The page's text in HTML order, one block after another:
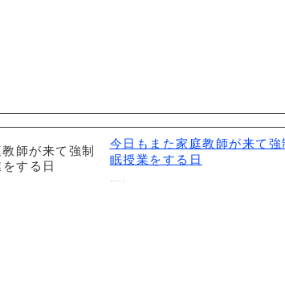
今日もまた家庭教師が来て
眠授業をする日
…..